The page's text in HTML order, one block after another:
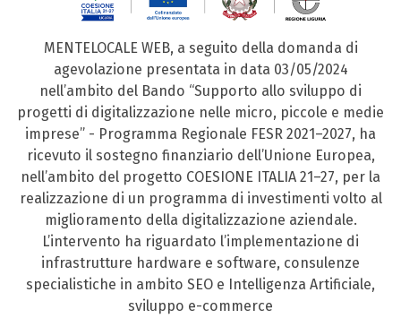
MENTELOCALE WEB, a seguito della domanda di
agevolazione presentata in data 03/05/2024
nell’ambito del Bando “Supporto allo sviluppo di
progetti di digitalizzazione nelle micro, piccole e medie
imprese” - Programma Regionale FESR 2021–2027, ha
ricevuto il sostegno finanziario dell’Unione Europea,
nell’ambito del progetto COESIONE ITALIA 21–27, per la
realizzazione di un programma di investimenti volto al
miglioramento della digitalizzazione aziendale.
L’intervento ha riguardato l’implementazione di
infrastrutture hardware e software, consulenze
specialistiche in ambito SEO e Intelligenza Artificiale,
sviluppo e-commerce